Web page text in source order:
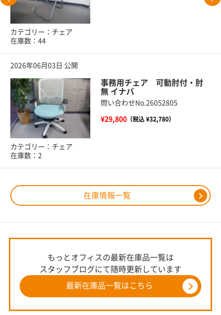
在庫情報一覧
カテゴリー：チェア
在庫数：44
2026年06月03日 公開
事務用チェア 可動肘付・肘
無 イナバ
問い合わせNo.26052805
¥29,800（税込 ¥32,780）
カテゴリー：チェア
在庫数：2
もっとオフィスの最新在庫品一覧は
スタッフブログにて随時更新しています
最新在庫品一覧はこちら